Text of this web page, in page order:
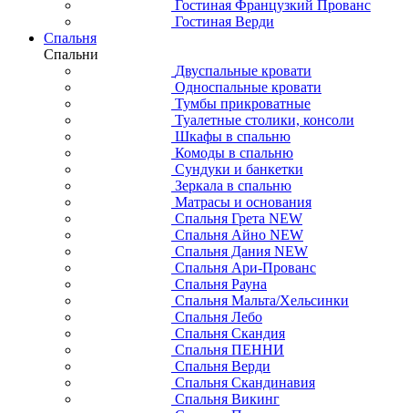
Гостиная Французкий Прованс
Гостиная Верди
Спальня
Спальни
Двуспальные кровати
Односпальные кровати
Тумбы прикроватные
Туалетные столики, консоли
Шкафы в спальню
Комоды в спальню
Сундуки и банкетки
Зеркала в спальню
Матрасы и основания
Спальня Грета NEW
Спальня Айно NEW
Спальня Дания NEW
Спальня Ари-Прованс
Спальня Рауна
Спальня Мальта/Хельсинки
Спальня Лебо
Спальня Скандия
Спальня ПЕННИ
Спальня Верди
Спальня Скандинавия
Спальня Викинг